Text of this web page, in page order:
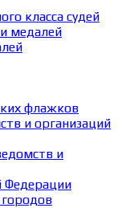
класса судей
медалей
флажков
и организаций
и
Федерации